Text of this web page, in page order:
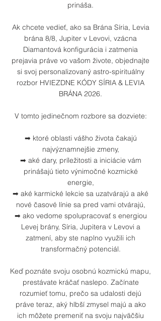
prináša.
Ak chcete vedieť, ako sa Brána Síria, Levia
brána 8/8, Jupiter v Levovi, vzácna
Diamantová konfigurácia i zatmenia
prejavia práve vo vašom živote, objednajte
si svoj personalizovaný astro-spirituálny
rozbor HVIEZDNE KÓDY SÍRIA & LEVIA
BRÁNA 2026.
V tomto jedinečnom rozbore sa dozviete:
➡ ktoré oblasti vášho života čakajú
najvýznamnejšie zmeny,
➡ aké dary, príležitosti a iniciácie vám
prinášajú tieto výnimočné kozmické
energie,
➡ aké karmické lekcie sa uzatvárajú a aké
nové časové línie sa pred vami otvárajú,
➡ ako vedome spolupracovať s energiou
Levej brány, Síria, Jupitera v Levovi a
zatmení, aby ste naplno využili ich
transformačný potenciál.
Keď poznáte svoju osobnú kozmickú mapu,
prestávate kráčať naslepo. Začínate
rozumieť tomu, prečo sa udalosti dejú
práve teraz, aký hlbší zmysel majú a ako
ich môžete premeniť na svoju najväčšiu